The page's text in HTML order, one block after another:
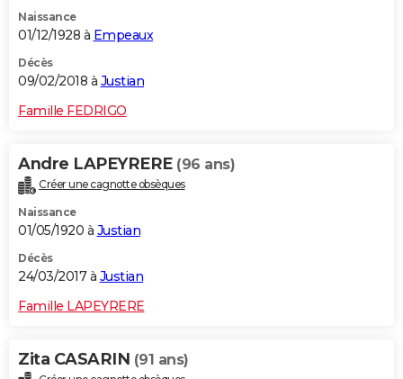
Naissance
01/12/1928 à Empeaux
Décès
09/02/2018 à Justian
Famille FEDRIGO
Andre LAPEYRERE (96 ans)
Créer une cagnotte obsèques
Naissance
01/05/1920 à Justian
Décès
24/03/2017 à Justian
Famille LAPEYRERE
Zita CASARIN (91 ans)